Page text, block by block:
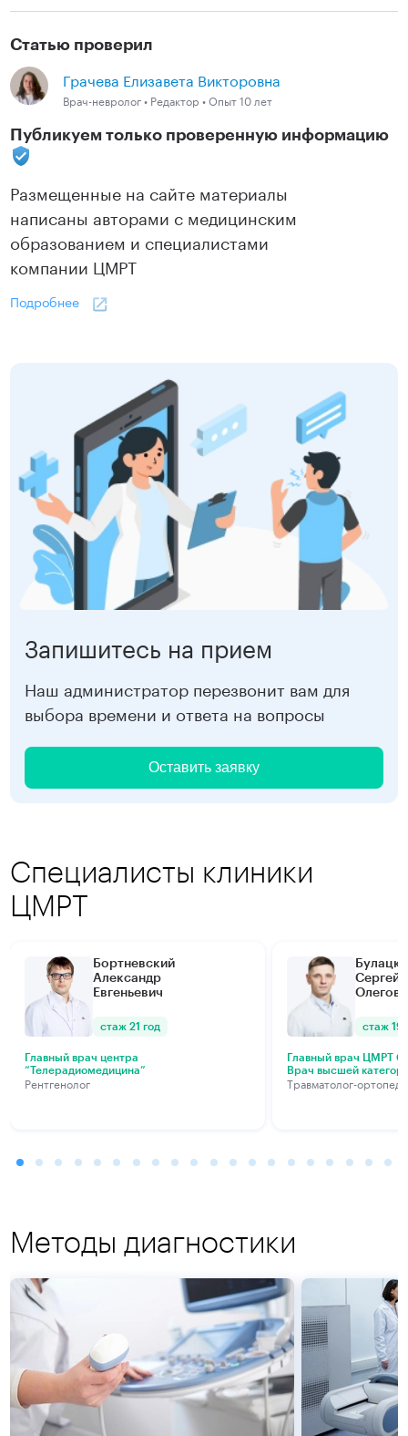
Статью проверил
Грачева Елизавета Викторовна
Врач-невролог • Редактор • Опыт 10 лет
Публикуем только проверенную информацию
Размещенные на сайте материалы
написаны авторами с медицинским
образованием и специалистами
компании ЦМРТ
Подробнее
Запишитесь на прием
Наш администратор перезвонит вам для
выбора времени и ответа на вопросы
Оставить заявку
Специалисты клиники
ЦМРТ
Бортневский
Александр
Евгеньевич
стаж 21 год
Главный врач центра
“Телерадиомедицина”
Рентгенолог
Сергей
стаж 19
Главный врач ЦМРТ
Врач высшей
Травматолог-ортопед
Методы диагностики